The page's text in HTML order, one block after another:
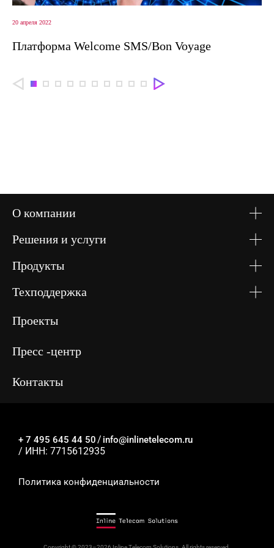
VAS-платформа IVR
20 апреля 2022
Платформа Welcome SMS/Bon Voyage
О компании
Решения и услуги
Продукты
Техподдержка
Проекты
Пресс -центр
Контакты
+ 7 495 645 44 50/ info@inlinetelecom.ru
/ ИНН: 7715612935
Политика конфиденциальности
Заказать